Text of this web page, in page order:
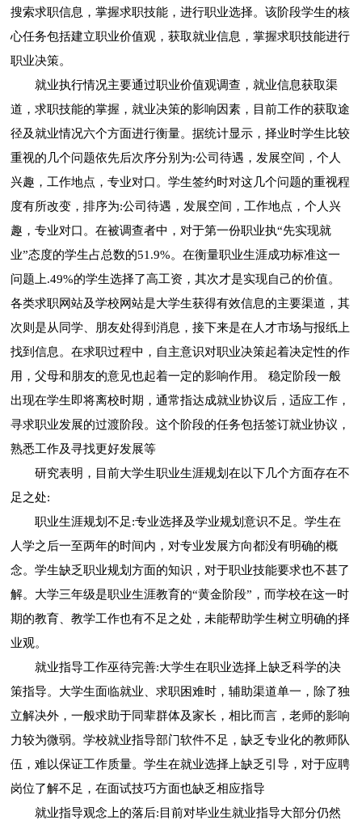
搜索求职信息，掌握求职技能，进行职业选择。该阶段学生的核
心任务包括建立职业价值观，获取就业信息，掌握求职技能进行
职业决策。
就业执行情况主要通过职业价值观调查，就业信息获取渠
道，求职技能的掌握，就业决策的影响因素，目前工作的获取途
径及就业情况六个方面进行衡量。据统计显示，择业时学生比较
重视的几个问题依先后次序分别为:公司待遇，发展空间，个人
兴趣，工作地点，专业对口。学生签约时对这几个问题的重视程
度有所改变，排序为:公司待遇，发展空间，工作地点，个人兴
趣，专业对口。在被调查者中，对于第一份职业执“先实现就
业”态度的学生占总数的51.9%。在衡量职业生涯成功标准这一
问题上.49%的学生选择了高工资，其次才是实现自己的价值。
各类求职网站及学校网站是大学生获得有效信息的主要渠道，其
次则是从同学、朋友处得到消息，接下来是在人才市场与报纸上
找到信息。在求职过程中，自主意识对职业决策起着决定性的作
用，父母和朋友的意见也起着一定的影响作用。 稳定阶段一般
出现在学生即将离校时期，通常指达成就业协议后，适应工作，
寻求职业发展的过渡阶段。这个阶段的任务包括签订就业协议，
熟悉工作及寻找更好发展等
研究表明，目前大学生职业生涯规划在以下几个方面存在不
足之处:
职业生涯规划不足:专业选择及学业规划意识不足。学生在
人学之后一至两年的时间内，对专业发展方向都没有明确的概
念。学生缺乏职业规划方面的知识，对于职业技能要求也不甚了
解。大学三年级是职业生涯教育的“黄金阶段”，而学校在这一时
期的教育、教学工作也有不足之处，未能帮助学生树立明确的择
业观。
就业指导工作巫待完善:大学生在职业选择上缺乏科学的决
策指导。大学生面临就业、求职困难时，辅助渠道单一，除了独
立解决外，一般求助于同辈群体及家长，相比而言，老师的影响
力较为微弱。学校就业指导部门软件不足，缺乏专业化的教师队
伍，难以保证工作质量。学生在就业选择上缺乏引导，对于应聘
岗位了解不足，在面试技巧方面也缺乏相应指导
就业指导观念上的落后:目前对毕业生就业指导大部分仍然